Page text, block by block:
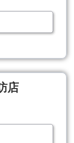
店